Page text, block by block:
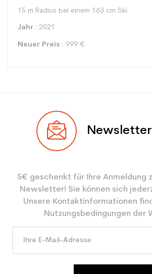
15 m Radius bei einem 163 cm Ski
Jahr : 2021
Neuer Preis : 999 €
Benutzer Gemischt
Farbe Weiß
CO2-Einsparungen für
den Planeten (in kg)
3.9
Newsletter
5€ geschenkt für Ihre Anmeldung
Newsletter! Sie können sich
Unsere Kontaktinformationen
Nutzungsbedingungen der